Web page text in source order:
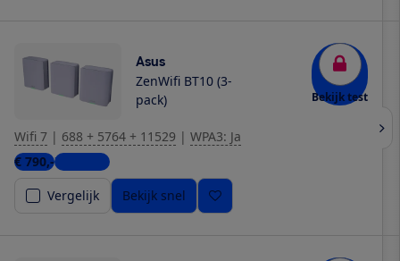
Asus
ZenWifi BT10 (3-
pack)
Bekijk test
Wifi 7 | 688 + 5764 + 11529 | WPA3: Ja
€ 790,-7 winkels
Vergelijk
Bekijk snel